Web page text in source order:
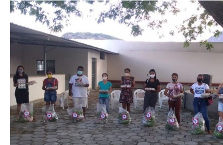
Publicidade Legal
Anuncie
Quem Somos
Expediente
Contato
Anuncie
Termos de Uso
Publicidade Legal
Anuncie
Quem Somos
Expediente
Contato
Anuncie
Termos de Uso
Publicidade Legal
Anuncie
Quem Somos
Expediente
Contato
Anuncie
Termos de Uso
Publicidade Legal
Anuncie
Quem Somos
Expediente
Contato
Anuncie
Termos de Uso